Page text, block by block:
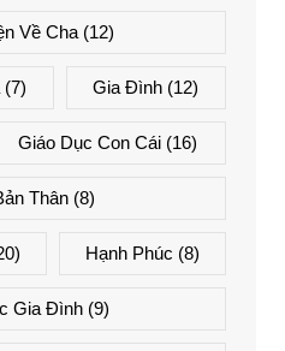
Về Cha (12)
(7) Gia Đình (12)
Giáo Dục Con Cái(16)
Thân(8)
Hạnh Phúc (8)
Gia Đình (9)